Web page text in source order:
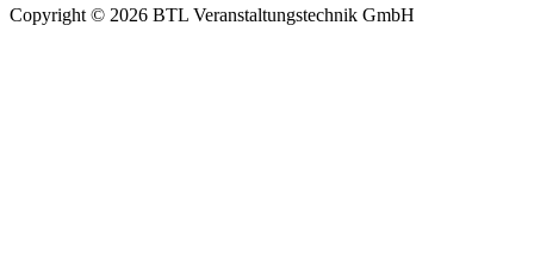
Copyright © 2026 BTL Veranstaltungstechnik GmbH